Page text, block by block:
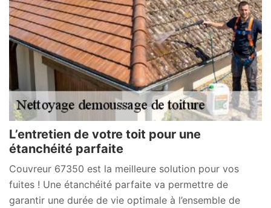
L’entretien de votre toit pour une
étanchéité parfaite
Couvreur 67350 est la meilleure solution pour vos
fuites ! Une étanchéité parfaite va permettre de
garantir une durée de vie optimale à l’ensemble de